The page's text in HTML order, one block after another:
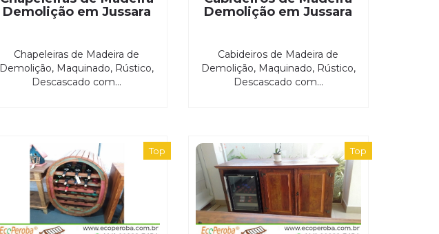
Demolição em Jussara
Chapeleiras de Madeira de
Demolição, Maquinado, Rústico,
Descascado com...
Demolição em Jussara
Cabideiros de Madeira de
Demolição, Maquinado, Rústico,
Descascado com...
Top Top